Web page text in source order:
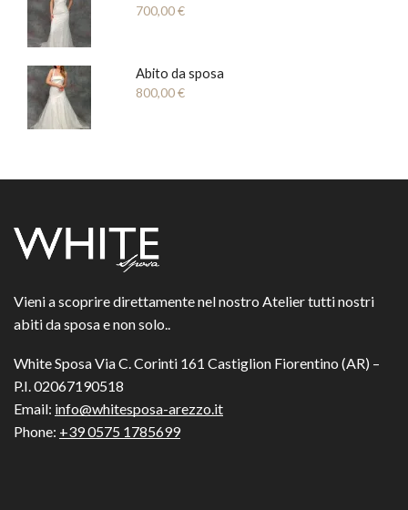
700,00€
Abito da sposa
800,00€
Vieni a scoprire direttamente nel nostro Atelier tutti nostri
abiti da sposa e non solo..
White Sposa Via C. Corinti 161 Castiglion Fiorentino (AR) –
P.I. 02067190518
Email: info@whitesposa-arezzo.it
Phone: +39 0575 1785699